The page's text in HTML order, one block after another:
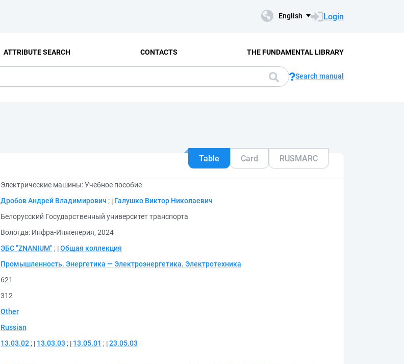
English Login
ATTRIBUTE SEARCH CONTACTS THE FUNDAMENTAL LIBRARY
Search manual
Table Card RUSMARC
Электрические машины: Учебное пособие
Дробов Андрей Владимирович ;
Галушко Виктор Николаевич
Белорусский Государственный университет транспорта
Вологда: Инфра-Инженерия, 2024
ЭБС "ZNANIUM" ; Общая коллекция
Промышленность. Энергетика — Электроэнергетика. Электротехника
621
312
Other
Russian
13.03.02 ; 13.03.03 ; 13.05.01 ; 23.05.03